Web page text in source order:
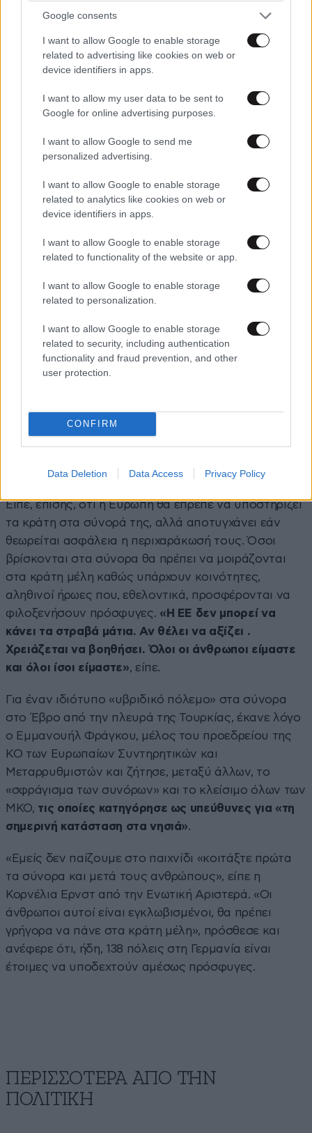
Google consents
I want to allow Google to enable storage
related to advertising like cookies on web or
device identifiers in apps.
I want to allow my user data to be sent to
Google for online advertising purposes.
I want to allow Google to send me
personalized advertising.
I want to allow Google to enable storage
related to analytics like cookies on web or
device identifiers in apps.
I want to allow Google to enable storage
related to functionality of the website or app.
I want to allow Google to enable storage
related to personalization.
I want to allow Google to enable storage
related to security, including authentication
functionality and fraud prevention, and other
user protection.
CONFIRM
Data Deletion Data Access Privacy Policy
για την οικονομική βοήθεια συνολικού ύψους 700
«Είμαστε θύματα του εκβιασμού του Ερντογάν»,
κόμματος «Ταυτότητα και Δημοκρατία», λέγοντας η
πρόεδρος της Ευρωπαϊκής Επιτροπής θα πρέπει να
αναρωτηθεί εάν τα λεφτά αυτά πρέπει να δίνονται
στην Τουρκία και όχι στην Ιταλία, την ίδια ώρα που
Όπως είπε, «δεν μας αρέσει αυτή η Ευρώπη, η
υπομονή μας έχει εξαντληθεί».
δηλώσεις που έχουν γίνει τις τελευταίες μέρες και
αναφέρουν ότι «η Ελλάδα είναι ασπίδα μας», είπε
πώς «εμείς (ως κόμμα) χρόνια τα πρεσβεύουμε αυτά,
αλλά θα πρέπει να δούμε τι γίνεται με το πρόβλημα
εξαντληθεί».
Η συμπρόεδρος των Πρασίνων, Σκα Κέλερ, είπε πώς
αυτό που δεν βλέπουμε είναι η ανθρωπιστική
Ευρώπη νοιάζεται για τους
απειλούνται τα σύνορα. Και η απάντηση που τους
ανθρωπίνων δικαιωμάτων».
Είπε, επίσης, ότι η Ευρώπη θα έπρεπε να υποστηρίζει
τα κράτη στα σύνορά της, αλλά αποτυγχάνει εάν
θεωρείται ασφάλεια η περιχαράκωσή τους. Όσοι
βρίσκονται στα σύνορα θα πρέπει να μοιράζονται
στα κράτη μέλη καθώς υπάρχουν κοινότητες,
αληθινοί ήρωες που, εθελοντικά, προσφέρονται να
φιλοξενήσουν πρόσφυγες. «Η ΕΕ δεν μπορεί να
κάνει τα στραβά μάτια. Αν θέλει να αξίζει .
Χρειάζεται να βοηθήσει. Όλοι οι άνθρωποι είμαστε
και όλοι ίσοι είμαστε», είπε.
Για έναν ιδιότυπο «υβριδικό πόλεμο» στα σύνορα
στο Έβρο από την πλευρά της Τουρκίας, έκανε λόγο
ο Εμμανουήλ Φράγκου, μέλος του προεδρείου της
ΚΟ των Ευρωπαίων Συντηρητικών και
Μεταρρυθμιστών και ζήτησε, μεταξύ άλλων, το
«σφράγισμα των συνόρων» και το κλείσιμο όλων των
ΜΚΟ, τις οποίες κατηγόρησε ως υπεύθυνες για «τη
σημερινή κατάσταση στα νησιά».
«Εμείς δεν παίζουμε στο παιχνίδι «κοιτάξτε πρώτα
τα σύνορα και μετά τους ανθρώπους», είπε η
Κορνέλια Ερνστ από την Ενωτική Αριστερά. «Οι
άνθρωποι αυτοί είναι εγκλωβισμένοι, θα πρέπει
γρήγορα να πάνε στα κράτη μέλη», πρόσθεσε και
ανέφερε ότι, ήδη, 138 πόλεις στη Γερμανία είναι
έτοιμες να υποδεχτούν αμέσως πρόσφυγες.
ΠΕΡΙΣΣΟΤΕΡΑ ΑΠΟ ΤΗΝ
ΠΟΛΙΤΙΚΗ